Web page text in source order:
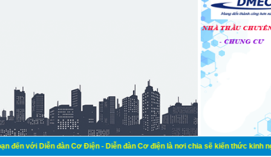
đàn Cơ Điện - Diễn đàn Cơ điện là nơi chia sẽ kiến thức kinh nghiệm